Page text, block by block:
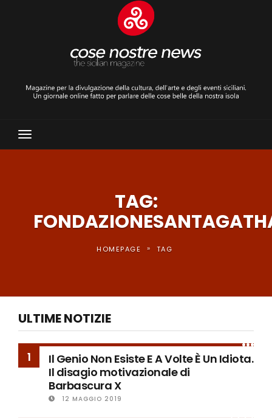
Toggle
Navigation
TAG:
HOMEPAGE » TAG
ULTIME NOTIZIE
1
Il Genio Non Esiste E A Volte È Un Idiota.
Il disagio motivazionale di
Barbascura X
12 MAGGIO 2019